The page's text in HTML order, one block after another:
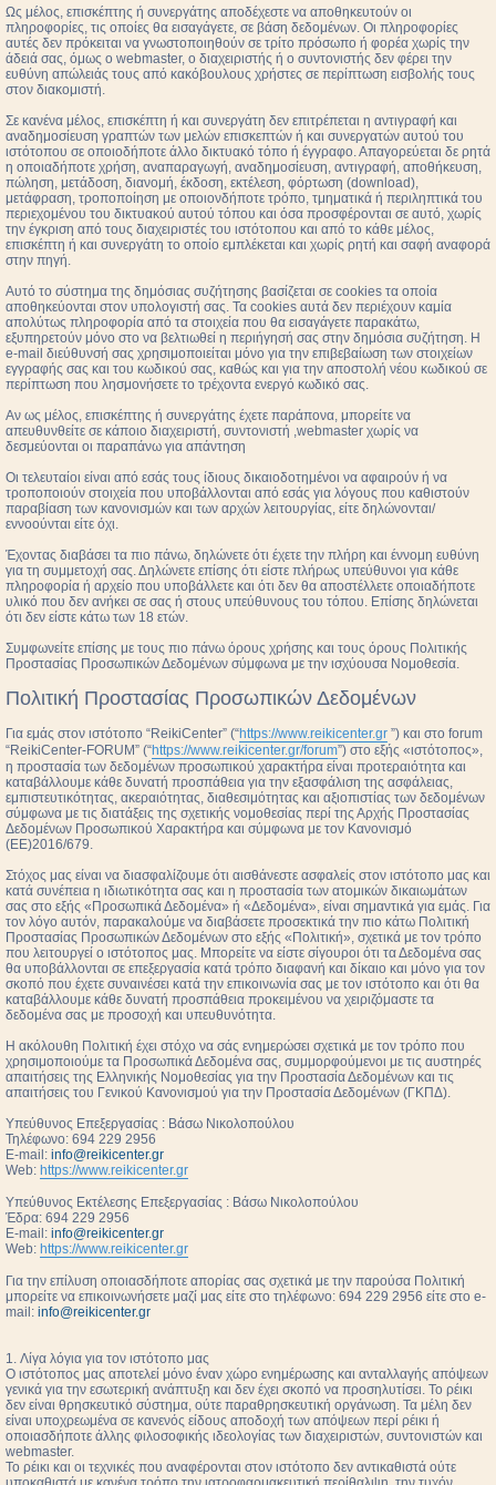
Ως μέλος, επισκέπτης ή συνεργάτης αποδέχεστε να αποθηκευτούν οι
πληροφορίες, τις οποίες θα εισαγάγετε, σε βάση δεδομένων. Οι πληροφορίες
αυτές δεν πρόκειται να γνωστοποιηθούν σε τρίτο πρόσωπο ή φορέα χωρίς την
άδειά σας, όμως ο webmaster, ο διαχειριστής ή ο συντονιστής δεν φέρει την
ευθύνη απώλειάς τους από κακόβουλους χρήστες σε περίπτωση εισβολής τους
στον διακομιστή.
Σε κανένα μέλος, επισκέπτη ή και συνεργάτη δεν επιτρέπεται η αντιγραφή και
αναδημοσίευση γραπτών των μελών επισκεπτών ή και συνεργατών αυτού του
ιστότοπου σε οποιοδήποτε άλλο δικτυακό τόπο ή έγγραφο. Απαγορεύεται δε ρητά
η οποιαδήποτε χρήση, αναπαραγωγή, αναδημοσίευση, αντιγραφή, αποθήκευση,
πώληση, μετάδοση, διανομή, έκδοση, εκτέλεση, φόρτωση (download),
μετάφραση, τροποποίηση με οποιονδήποτε τρόπο, τμηματικά ή περιληπτικά του
περιεχομένου του δικτυακού αυτού τόπου και όσα προσφέρονται σε αυτό, χωρίς
την έγκριση από τους διαχειριστές του ιστότοπου και από το κάθε μέλος,
επισκέπτη ή και συνεργάτη το οποίο εμπλέκεται και χωρίς ρητή και σαφή αναφορά
στην πηγή.
Αυτό το σύστημα της δημόσιας συζήτησης βασίζεται σε cookies τα οποία
αποθηκεύονται στον υπολογιστή σας. Τα cookies αυτά δεν περιέχουν καμία
απολύτως πληροφορία από τα στοιχεία που θα εισαγάγετε παρακάτω,
εξυπηρετούν μόνο στο να βελτιωθεί η περιήγησή σας στην δημόσια συζήτηση. Η
e-mail διεύθυνσή σας χρησιμοποιείται μόνο για την επιβεβαίωση των στοιχείων
εγγραφής σας και του κωδικού σας, καθώς και για την αποστολή νέου κωδικού σε
περίπτωση που λησμονήσετε το τρέχοντα ενεργό κωδικό σας.
Αν ως μέλος, επισκέπτης ή συνεργάτης έχετε παράπονα, μπορείτε να
απευθυνθείτε σε κάποιο διαχειριστή, συντονιστή ,webmaster χωρίς να
δεσμεύονται οι παραπάνω για απάντηση
Οι τελευταίοι είναι από εσάς τους ίδιους δικαιοδοτημένοι να αφαιρούν ή να
τροποποιούν στοιχεία που υποβάλλονται από εσάς για λόγους που καθιστούν
παραβίαση των κανονισμών και των αρχών λειτουργίας, είτε δηλώνονται/
εννοούνται είτε όχι.
Έχοντας διαβάσει τα πιο πάνω, δηλώνετε ότι έχετε την πλήρη και έννομη ευθύνη
για τη συμμετοχή σας. Δηλώνετε επίσης ότι είστε πλήρως υπεύθυνοι για κάθε
πληροφορία ή αρχείο που υποβάλλετε και ότι δεν θα αποστέλλετε οποιαδήποτε
υλικό που δεν ανήκει σε σας ή στους υπεύθυνους του τόπου. Επίσης δηλώνεται
ότι δεν είστε κάτω των 18 ετών.
Συμφωνείτε επίσης με τους πιο πάνω όρους χρήσης και τους όρους Πολιτικής
Προστασίας Προσωπικών Δεδομένων σύμφωνα με την ισχύουσα Νομοθεσία.
Πολιτική Προστασίας Προσωπικών Δεδομένων
Για εμάς στον ιστότοπο “ReikiCenter” (“https://www.reikicenter.gr ”) και στο forum
“ReikiCenter-FORUM” (“https://www.reikicenter.gr/forum”) στο εξής «ιστότοπος»,
η προστασία των δεδομένων προσωπικού χαρακτήρα είναι προτεραιότητα και
καταβάλλουμε κάθε δυνατή προσπάθεια για την εξασφάλιση της ασφάλειας,
εμπιστευτικότητας, ακεραιότητας, διαθεσιμότητας και αξιοπιστίας των δεδομένων
σύμφωνα με τις διατάξεις της σχετικής νομοθεσίας περί της Αρχής Προστασίας
Δεδομένων Προσωπικού Χαρακτήρα και σύμφωνα με τον Κανονισμό
(ΕΕ)2016/679.
Στόχος μας είναι να διασφαλίζουμε ότι αισθάνεστε ασφαλείς στον ιστότοπο μας και
κατά συνέπεια η ιδιωτικότητα σας και η προστασία των ατομικών δικαιωμάτων
σας στο εξής «Προσωπικά Δεδομένα» ή «Δεδομένα», είναι σημαντικά για εμάς. Για
τον λόγο αυτόν, παρακαλούμε να διαβάσετε προσεκτικά την πιο κάτω Πολιτική
Προστασίας Προσωπικών Δεδομένων στο εξής «Πολιτική», σχετικά με τον τρόπο
που λειτουργεί ο ιστότοπος μας. Μπορείτε να είστε σίγουροι ότι τα Δεδομένα σας
θα υποβάλλονται σε επεξεργασία κατά τρόπο διαφανή και δίκαιο και μόνο για τον
σκοπό που έχετε συναινέσει κατά την επικοινωνία σας με τον ιστότοπο και ότι θα
καταβάλλουμε κάθε δυνατή προσπάθεια προκειμένου να χειριζόμαστε τα
δεδομένα σας με προσοχή και υπευθυνότητα.
Η ακόλουθη Πολιτική έχει στόχο να σάς ενημερώσει σχετικά με τον τρόπο που
χρησιμοποιούμε τα Προσωπικά Δεδομένα σας, συμμορφούμενοι με τις αυστηρές
απαιτήσεις της Ελληνικής Νομοθεσίας για την Προστασία Δεδομένων και τις
απαιτήσεις του Γενικού Κανονισμού για την Προστασία Δεδομένων (ΓΚΠΔ).
Υπεύθυνος Επεξεργασίας : Βάσω Νικολοπούλου
Τηλέφωνο: 694 229 2956
E-mail: info@reikicenter.gr
Web: https://www.reikicenter.gr
Υπεύθυνος Εκτέλεσης Επεξεργασίας : Βάσω Νικολοπούλου
Έδρα: 694 229 2956
E-mail: info@reikicenter.gr
Web: https://www.reikicenter.gr
Για την επίλυση οποιασδήποτε απορίας σας σχετικά με την παρούσα Πολιτική
μπορείτε να επικοινωνήσετε μαζί μας είτε στο τηλέφωνο: 694 229 2956 είτε στο e-
mail: info@reikicenter.gr
1. Λίγα λόγια για τον ιστότοπο μας
Ο ιστότοπος μας αποτελεί μόνο έναν χώρο ενημέρωσης και ανταλλαγής απόψεων
γενικά για την εσωτερική ανάπτυξη και δεν έχει σκοπό να προσηλυτίσει. To ρέικι
δεν είναι θρησκευτικό σύστημα, ούτε παραθρησκευτική οργάνωση. Τα μέλη δεν
είναι υποχρεωμένα σε κανενός είδους αποδοχή των απόψεων περί ρέικι ή
οποιασδήποτε άλλης φιλοσοφικής ιδεολογίας των διαχειριστών, συντονιστών και
webmaster.
Το ρέικι και οι τεχνικές που αναφέρονται στον ιστότοπο δεν αντικαθιστά ούτε